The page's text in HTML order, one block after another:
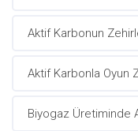
Aktif Karbonun
Aktif Karbonla Oyun
Biyogaz Üretiminde